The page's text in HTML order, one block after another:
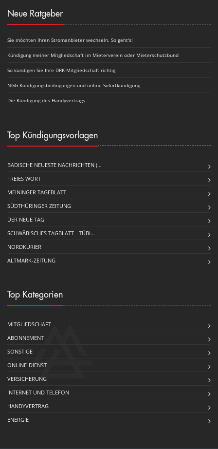
Neue Ratgeber
Sie möchten Ihren Stromanbieter wechseln. So geht's!
Kündigung meiner Mitgliedschaft im Mieterverein oder Mieterschutzbund
So kündigen Sie Ihre DRK-Mitgliedschaft richtig
NGG Kündigungsbedingungen und online Sofortkündigung
Die Kündigung des Handyvertrags
Top Kündigungsvorlagen
BADISCHE NEUESTE NACHRICHTEN (…
FREIES WORT
MEININGER TAGEBLATT
SÜDTHÜRINGER ZEITUNG
DER NEUE TAG
SCHWÄBISCHES TAGBLATT - TÜBI…
NORDKURIER
ALTMARK-ZEITUNG
Top Kategorien
MITGLIEDSCHAFT
ABONNEMENT
SONSTIGE
ONLINE-DIENST
VERSICHERUNG
INTERNET UND TELEFON
HANDYVERTRAG
ENERGIE